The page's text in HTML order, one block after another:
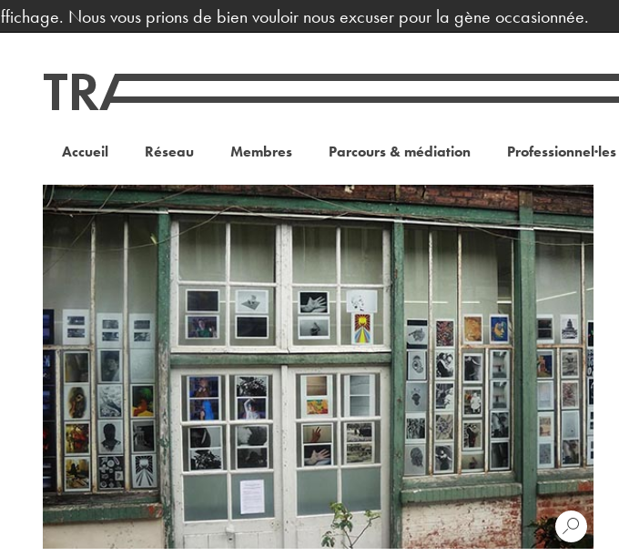
Nous vous prions de bien vouloir nous excuser pour la gène occasionnée.
Accueil Réseau Membres Parcours & médiation Professionnel·les